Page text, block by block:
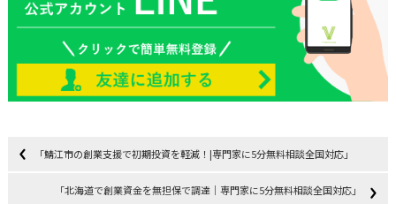
「鯖江市の創業支援で初期投資を軽減！|専門家に5分無料相談全国対応」
「北海道で創業資金を無担保で調達｜専門家に5分無料相談全国対応」